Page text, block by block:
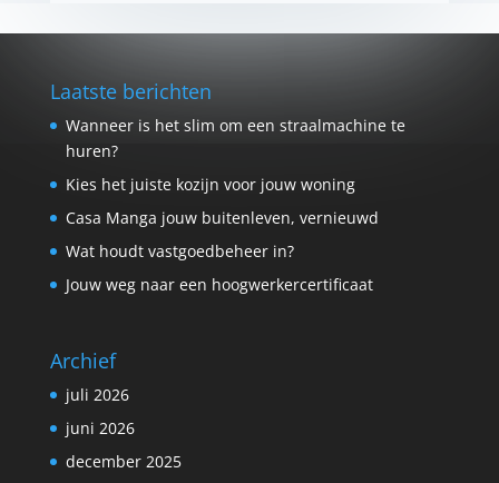
Laatste berichten
Wanneer is het slim om een straalmachine te
huren?
Kies het juiste kozijn voor jouw woning
Casa Manga jouw buitenleven, vernieuwd
Wat houdt vastgoedbeheer in?
Jouw weg naar een hoogwerkercertificaat
Archief
juli 2026
juni 2026
december 2025